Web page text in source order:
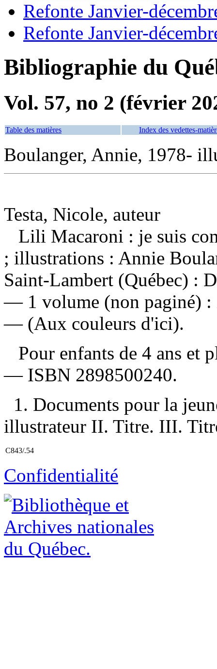
Refonte Janvier-
Refonte Janvier-
Bibliographie du
Vol. 57, no 2 (février
Table des matières Index des vedettes-
Boulanger, Annie, 1978-
Testa, Nicole, auteur
Lili Macaroni : je suis
; illustrations : Annie
Saint-Lambert (Québec) :
— 1 volume (non paginé) :
— (Aux couleurs d'ici).
Pour enfants de 4 ans et
— ISBN 2898500240.
1. Documents pour la
illustrateur II. Titre. III.
C843/.54
Confidentialité